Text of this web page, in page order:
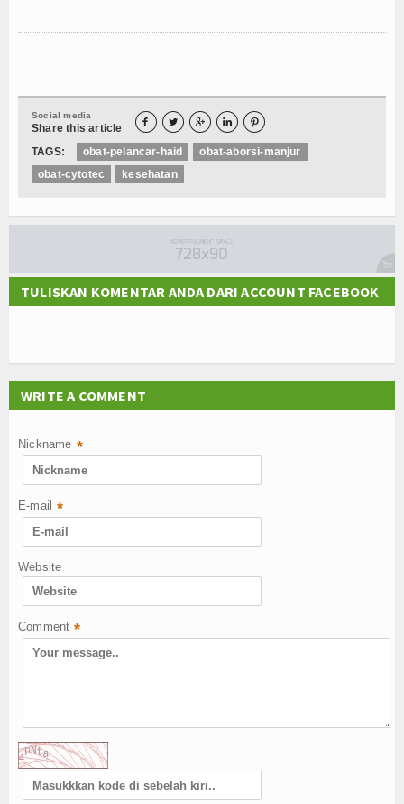
Social media
Share this article     
TAGS: obat-pelancar-haid
obat-aborsi-manjur
obat-cytotec
kesehatan
TULISKAN KOMENTAR ANDA DARI ACCOUNT FACEBOOK
WRITE A COMMENT
Nickname *
E-mail *
Website
Comment *